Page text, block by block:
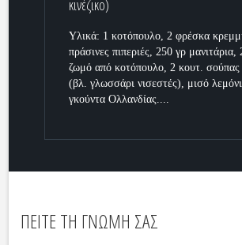
κινέζικο)
Υλικά: 1 κοτόπουλο, 2 φρέσκα
πράσινες πιπεριές, 250 γρ μανιτάρια,
ζωμό από κοτόπουλο, 2 κουτ. σούπας
(βλ. γλωσσάρι νισεστές), μισό
γκούντα Ολλανδίας....
ΠΕΙΤΕ ΤΗ ΓΝΩΜΗ ΣΑΣ